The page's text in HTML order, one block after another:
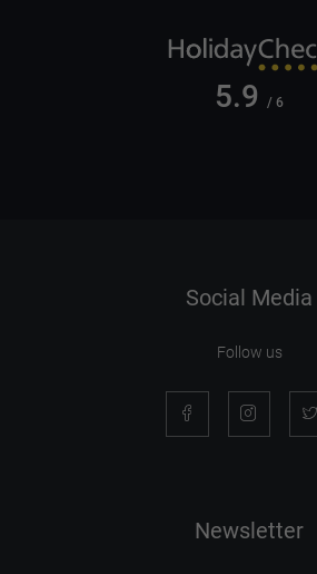
5.9 / 6
Social Media
Follow us
Newsletter